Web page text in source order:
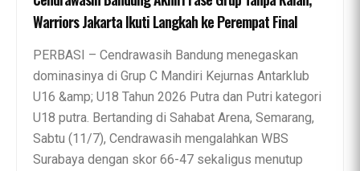
Warriors Jakarta Ikuti Langkah ke Perempat Final
PERBASI – Cendrawasih Bandung menegaskan
dominasinya di Grup C Mandiri Kejurnas Antarklub
U16 &amp; U18 Tahun 2026 Putra dan Putri kategori
U18 putra. Bertanding di Sahabat Arena, Semarang,
Sabtu (11/7), Cendrawasih mengalahkan WBS
Surabaya dengan skor 66-47 sekaligus menutup